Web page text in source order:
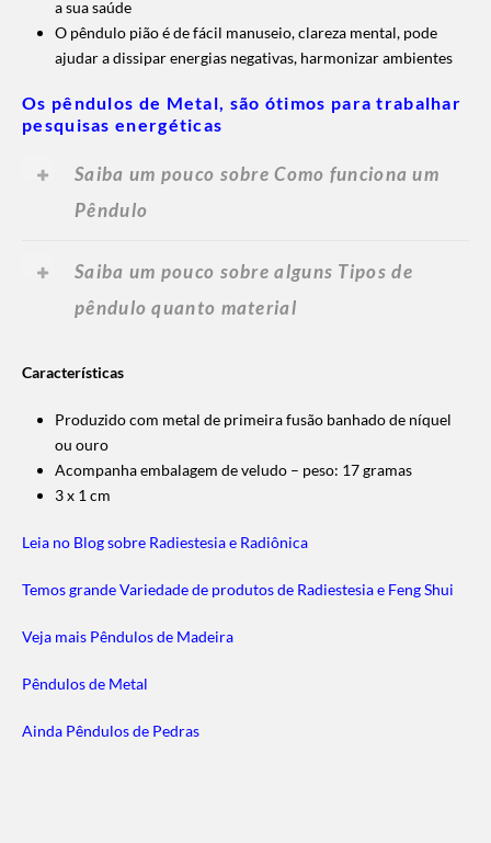
a sua saúde
O pêndulo pião é de fácil manuseio, clareza mental, pode
ajudar a dissipar energias negativas, harmonizar ambientes
Os pêndulos de Metal, são ótimos para trabalhar
pesquisas energéticas
Saiba um pouco sobre Como funciona um
Pêndulo
Saiba um pouco sobre alguns Tipos de
pêndulo quanto material
Características
Produzido com metal de primeira fusão banhado de níquel
ou ouro
Acompanha embalagem de veludo – peso: 17 gramas
3 x 1 cm
Leia no Blog sobre Radiestesia e Radiônica
Temos grande Variedade de produtos de Radiestesia e Feng Shui
Veja mais Pêndulos de Madeira
Pêndulos de Metal
Ainda Pêndulos de Pedras